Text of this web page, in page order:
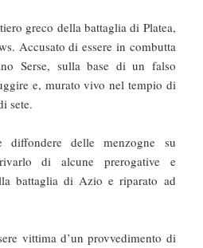
greco della battaglia di Platea,
Accusato di essere in combutta
Serse, sulla base di un falso
e, murato vivo nel tempio di
sete.
diffondere delle menzogne su
di alcune prerogative e
battaglia di Azio e riparato ad
vittima d’un provvedimento di